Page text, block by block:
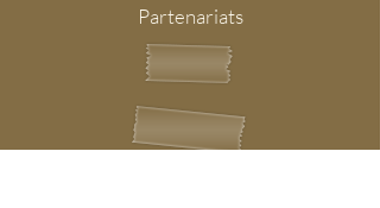
Partenariats